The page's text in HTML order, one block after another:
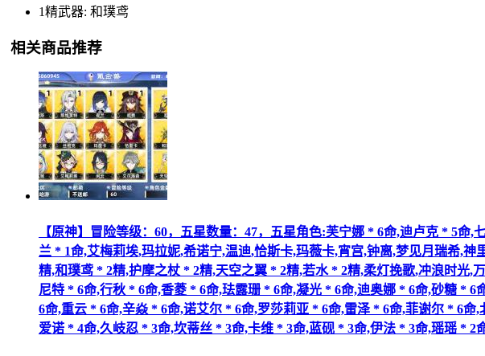
1精武器: 和璞鸢
相关商品推荐
【原神】冒险等级：60，五星数量：47，五星角色:芙宁娜 * 6命,迪卢克 * 5
兰 * 1命,艾梅莉埃,玛拉妮,希诺宁,温迪,恰斯卡,玛薇卡,宵宫,钟离,梦见月瑞希,
精,和璞鸢 * 2精,护摩之杖 * 2精,天空之翼 * 2精,若水 * 2精,柔灯挽歌,冲浪时光
尼特 * 6命,行秋 * 6命,香菱 * 6命,珐露珊 * 6命,凝光 * 6命,迪奥娜 * 6命,砂糖 *
6命,重云 * 6命,辛焱 * 6命,诺艾尔 * 6命,罗莎莉亚 * 6命,雷泽 * 6命,菲谢尔 * 6
爱诺 * 4命,久岐忍 * 3命,坎蒂丝 * 3命,卡维 * 3命,蓝砚 * 3命,伊法 * 3命,瑶瑶 * 2